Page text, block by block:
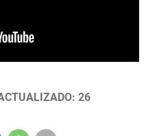
26